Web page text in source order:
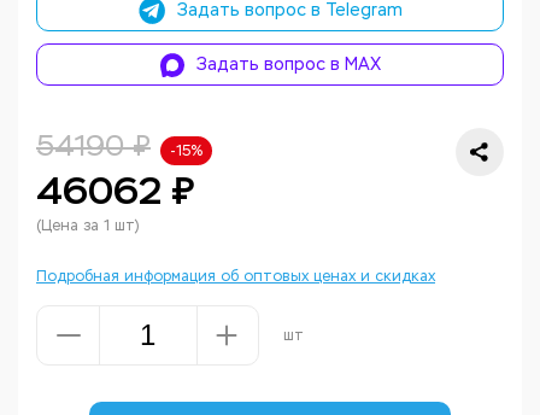
Задать вопрос в Telegram
Задать вопрос в MAX
54190 ₽ -15%
46062 ₽
(Цена за 1 шт)
Подробная информация об оптовых ценах и скидках
шт